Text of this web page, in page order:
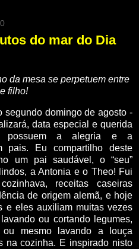
do mar do Dia
da mesa se perpetuem entre
filho!
segundo domingo de agosto -
data especial e querida
possuem a alegria e a
pais. Eu compartilho deste
um pai saudável, o “seu”
a Antonia e o Theo! Fui
receitas caseiras
de origem alemã, e hoje
e eles auxiliam muitas vezes
ou cortando legumes,
mesmo lavando a louça
na cozinha. E inspirado nisto